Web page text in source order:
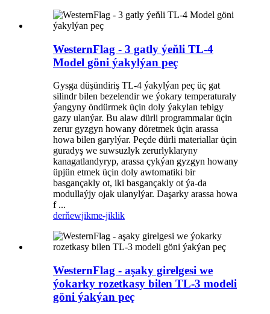
WesternFlag - 3 gatly ýeňli TL-4
Model göni ýakylýan peç
Gysga düşündiriş TL-4 ýakylýan peç üç gat
silindr bilen bezelendir we ýokary temperaturaly
ýangyny öndürmek üçin doly ýakylan tebigy
gazy ulanýar. Bu alaw dürli programmalar üçin
zerur gyzgyn howany döretmek üçin arassa
howa bilen garylýar. Peçde dürli materiallar üçin
guradyş we suwsuzlyk zerurlyklaryny
kanagatlandyryp, arassa çykýan gyzgyn howany
üpjün etmek üçin doly awtomatiki bir
basgançakly ot, iki basgançakly ot ýa-da
modullaýjy ojak ulanylýar. Daşarky arassa howa
f ...
derňewjikme-jiklik
WesternFlag - aşaky girelgesi we
ýokarky rozetkasy bilen TL-3 modeli
göni ýakýan peç